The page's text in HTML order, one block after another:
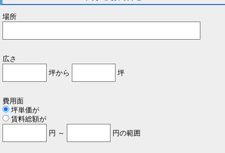
場所
広さ
坪から
坪
費用面
坪単価が
賃料総額が
円 ～
円の範囲